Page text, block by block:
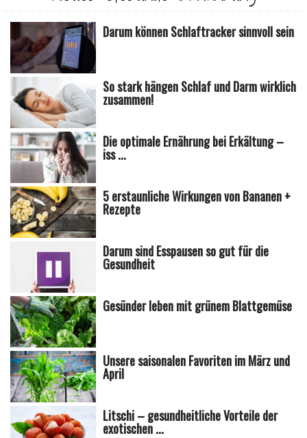
Darum können Schlaftracker sinnvoll sein
So stark hängen Schlaf und Darm wirklich
zusammen!
Die optimale Ernährung bei Erkältung –
iss ...
5 erstaunliche Wirkungen von Bananen +
Rezepte
Darum sind Esspausen so gut für die
Gesundheit
Gesünder leben mit grünem Blattgemüse
Unsere saisonalen Favoriten im März und
April
Litschi – gesundheitliche Vorteile der
exotischen ...